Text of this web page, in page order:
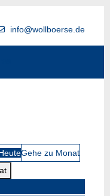
info@wollboerse.de
Gehe zu Monat